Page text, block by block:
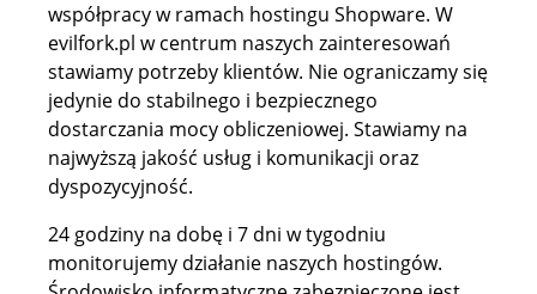
współpracy w ramach hostingu Shopware. W
evilfork.pl w centrum naszych zainteresowań
stawiamy potrzeby klientów. Nie ograniczamy się
jedynie do stabilnego i bezpiecznego
dostarczania mocy obliczeniowej. Stawiamy na
najwyższą jakość usług i komunikacji oraz
dyspozycyjność.
24 godziny na dobę i 7 dni w tygodniu
monitorujemy działanie naszych hostingów.